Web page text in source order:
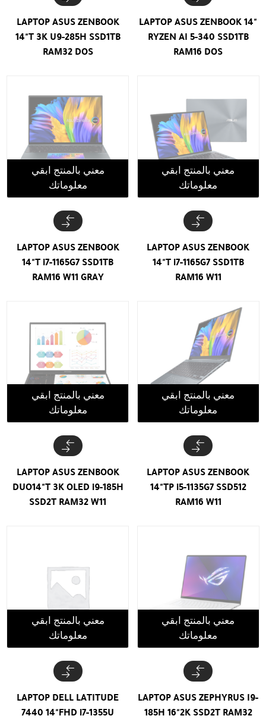
LAPTOP ASUS ZENBOOK 14"
RYZEN AI 5-340 SSD1TB
RAM16 DOS
LAPTOP ASUS ZENBOOK
14"T 3K U9-285H SSD1TB
RAM32 DOS
معني بالمنتج ابقي
معلوماتك
LAPTOP ASUS ZENBOOK
14"T i7-1165G7 SSD1TB
RAM16 W11
معني بالمنتج ابقي
معلوماتك
LAPTOP ASUS ZENBOOK
14"T i7-1165G7 SSD1TB
RAM16 W11 GRAY
معني بالمنتج ابقي
معلوماتك
LAPTOP ASUS ZENBOOK
14"TP i5-1135G7 SSD512
RAM16 W11
معني بالمنتج ابقي
معلوماتك
LAPTOP ASUS ZENBOOK
DUO14"T 3K OLED i9-185H
SSD2T RAM32 W11
معني بالمنتج ابقي
معلوماتك
LAPTOP ASUS ZEPHYRUS I9-
185H 16"2K SSD2T RAM32
معني بالمنتج ابقي
معلوماتك
LAPTOP DELL LATITUDE
7440 14"FHD i7-1355U